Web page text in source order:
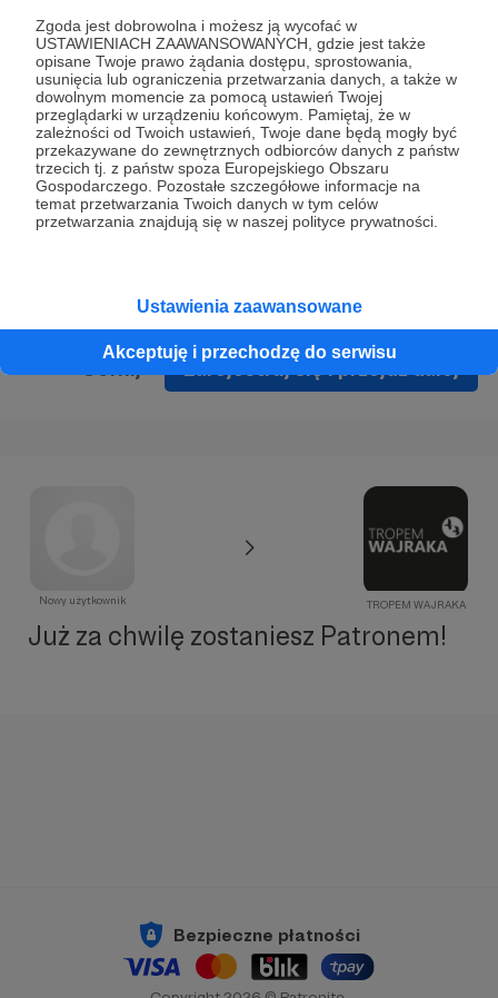
Zgoda jest dobrowolna i możesz ją wycofać w
USTAWIENIACH ZAAWANSOWANYCH, gdzie jest także
opisane Twoje prawo żądania dostępu, sprostowania,
usunięcia lub ograniczenia przetwarzania danych, a także w
dowolnym momencie za pomocą ustawień Twojej
przeglądarki w urządzeniu końcowym. Pamiętaj, że w
zależności od Twoich ustawień, Twoje dane będą mogły być
przekazywane do zewnętrznych odbiorców danych z państw
trzecich tj. z państw spoza Europejskiego Obszaru
Gospodarczego. Pozostałe szczegółowe informacje na
temat przetwarzania Twoich danych w tym celów
przetwarzania znajdują się w naszej polityce prywatności.
Ustawienia zaawansowane
Akceptuję i przechodzę do serwisu
* Wyrażam zgodę na przetwarzanie moich danych
osobowych podanych w formularzu rejestracyjnym w celu
prawidłowego świadczenia usług serwisu Patronite.
Wyrażam zgodę na otrzymywanie drogą elektroniczną
informacji handlowych - newslettera. Opcja ta może zostać
zmieniona w ustawieniach konta.
Zarejestruj się i przejdź dalej
Nowy użytkownik TROPEM WAJRAKA
Już za chwilę zostaniesz Patronem!
Bezpieczne płatności